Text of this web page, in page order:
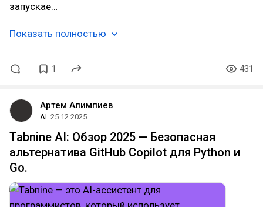
запускае…
Показать полностью
1 431
Артем Алимпиев
AI 25.12.2025
Tabnine AI: Обзор 2025 — Безопасная
альтернатива GitHub Copilot для Python и
Go.